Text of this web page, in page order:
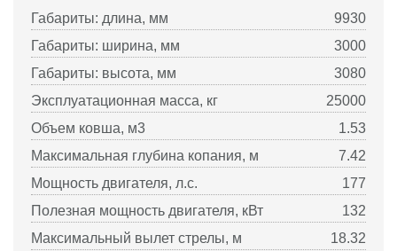
Габариты: длина, мм
9930
Габариты: ширина, мм
3000
Габариты: высота, мм
3080
Эксплуатационная масса, кг
25000
Объем ковша, м3
1.53
Максимальная глубина копания, м
7.42
Мощность двигателя, л.с.
177
Полезная мощность двигателя, кВт
132
Максимальный вылет стрелы, м
18.32